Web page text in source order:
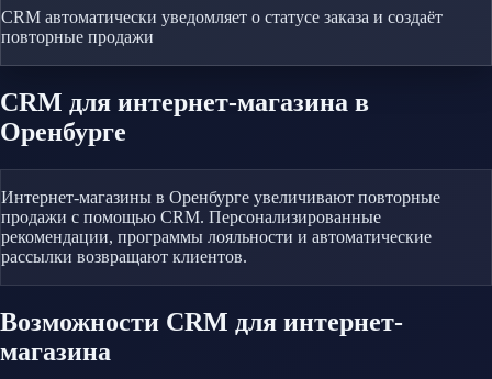
CRM автоматически уведомляет о статусе заказа и создаёт
повторные продажи
CRM для интернет-магазина в
Оренбурге
Интернет-магазины в Оренбурге увеличивают повторные
продажи с помощью CRM. Персонализированные
рекомендации, программы лояльности и автоматические
рассылки возвращают клиентов.
Возможности CRM для интернет-
магазина